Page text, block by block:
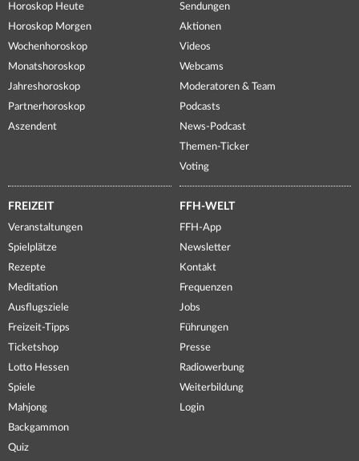
Horoskop Heute
Horoskop Morgen
Wochenhoroskop
Monatshoroskop
Jahreshoroskop
Partnerhoroskop
Aszendent
Sendungen
Aktionen
Videos
Webcams
Moderatoren & Team
Podcasts
News-Podcast
Themen-Ticker
Voting
FREIZEIT
Veranstaltungen
Spielplätze
Rezepte
Meditation
Ausflugsziele
Freizeit-Tipps
Ticketshop
Lotto Hessen
Spiele
Mahjong
Backgammon
Quiz
FFH-WELT
FFH-App
Newsletter
Kontakt
Frequenzen
Jobs
Führungen
Presse
Radiowerbung
Weiterbildung
Login